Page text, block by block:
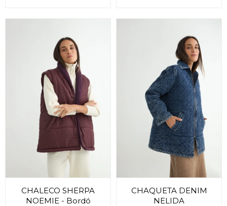
CHALECO SHERPA
NOEMIE - Bordó
CHAQUETA DENIM
NELIDA